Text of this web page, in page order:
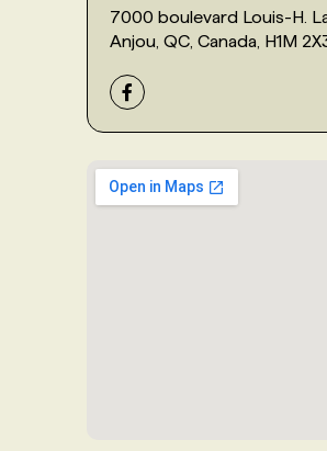
7000 boulevard Louis-H.
Anjou, QC, Canada, H1M